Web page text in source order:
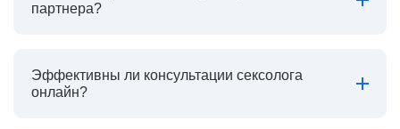
партнера?
Эффективны ли консультации сексолога
онлайн?